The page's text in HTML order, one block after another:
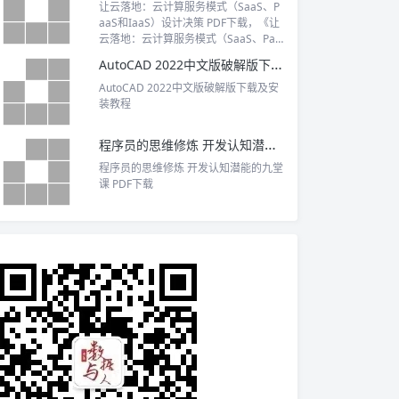
让云落地：云计算服务模式（SaaS、P
aaS和IaaS）设计决策 PDF下载，《让
云落地：云计算服务模式（SaaS、Paa
有意避开了那些与产品或供应商相关的
细节，侧重于架构师及架构涉及各方应
当解决的各种挑战，或者说如何以适当
了大量可供参考的设计决策，并对所有
云架构中都必须应对的重点领域进行了
强调说明。
AutoCAD 2022中文版破解版下载及安装教程
AutoCAD 2022中文版破解版下载及安
装教程
程序员的思维修炼 开发认知潜能的九堂课 PDF下载
程序员的思维修炼 开发认知潜能的九堂
课 PDF下载